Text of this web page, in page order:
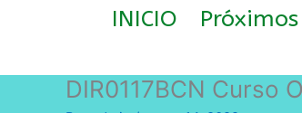
INICIO
DIR0117BCN Curso